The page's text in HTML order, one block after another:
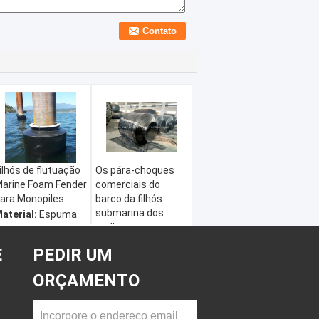
de flutuação
Foam Fender
Monopiles
Espuma
EVA + pele do
para-
da espuma
Os pára-choques
comerciais do
barco da filhós
submarina dos
molhes que
rapidamente
Material:
de EVA + pele do
plutônio
PEDIR UM
ORÇAMENTO